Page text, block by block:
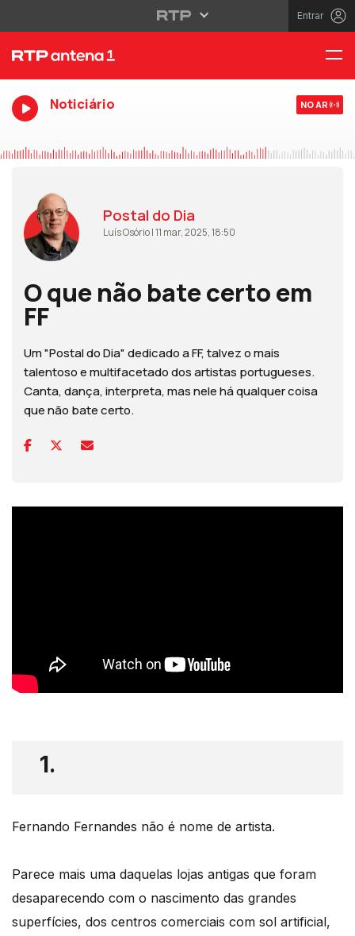
Entrar
Noticiário NO AR
Postal do Dia
Luís Osório | 11 mar, 2025, 18:50
O que não bate certo em
FF
Um "Postal do Dia" dedicado a FF, talvez o mais
talentoso e multifacetado dos artistas portugueses.
Canta, dança, interpreta, mas nele há qualquer coisa
que não bate certo.
1.
Fernando Fernandes não é nome de artista.
Parece mais uma daquelas lojas antigas que foram
desaparecendo com o nascimento das grandes
superfícies, dos centros comerciais com sol artificial,